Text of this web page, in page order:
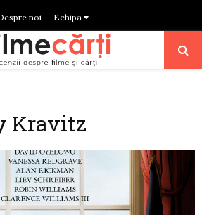
noi Echipa
Kravitz